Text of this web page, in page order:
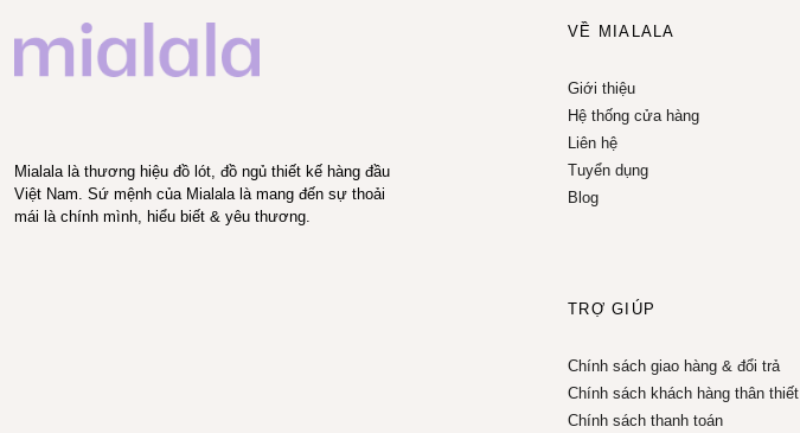
Mialala là thương hiệu đồ lót, đồ ngủ thiết kế hàng đầu
Việt Nam. Sứ mệnh của Mialala là mang đến sự thoải
mái là chính mình, hiểu biết & yêu thương.
VỀ MIALALA
Giới thiệu
Hệ thống cửa hàng
Liên hệ
Tuyển dụng
Blog
TRỢ GIÚP
Chính sách giao hàng & đổi trả
Chính sách khách hàng thân thiết
Chính sách thanh toán